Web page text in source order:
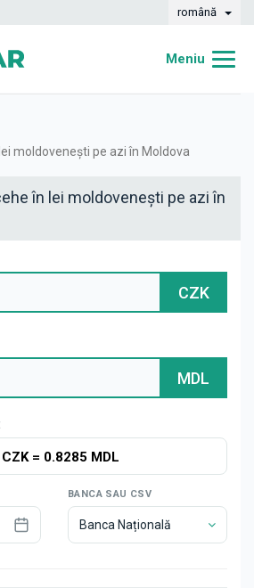
română
Meniu
Curs valutar
Știri
moldovenești pe azi în Moldova
în lei moldovenești pe azi în
CZK
MDL
= 0.8285 MDL
BANCA SAU CSV
Banca Națională